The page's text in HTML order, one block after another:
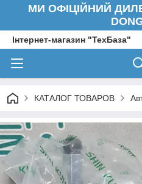
МИ ОФІЦІЙНИЙ
Інтернет-магазин "ТехБаза"
КАТАЛОГ ТОВАРОВ